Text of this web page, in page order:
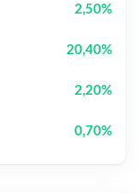
2,50%
20,40%
2,20%
0,70%